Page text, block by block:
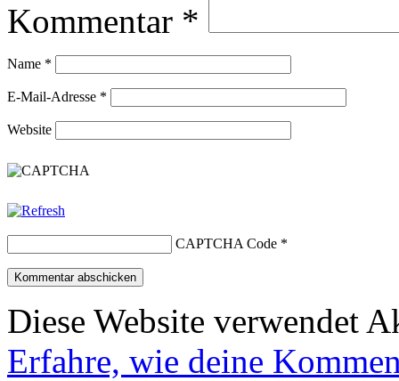
Kommentar *
Name *
E-Mail-Adresse *
Website
CAPTCHA Code *
Diese Website verwendet
Erfahre, wie deine